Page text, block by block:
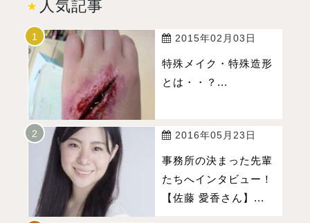
人気記事
2015年02月03日
特殊メイク・特殊造形
とは・・？...
2016年05月23日
事務所の決まった先輩
たちへインタビュー！
【佐藤 愛香さん】...